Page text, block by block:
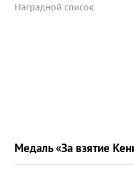
Наградной список
Медаль «За взятие